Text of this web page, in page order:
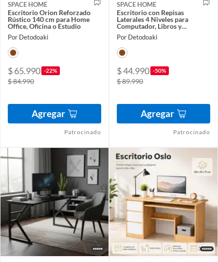
SPACE HOME
Escritorio Orion Reforzado
Rústico 140 cm para Home
Office, Oficina o Estudio
Por Detodoaki
$ 65.990 -22%
$ 84.990
Agregar
Patrocinado
SPACE HOME
Escritorio con Repisas
Laterales 4 Niveles para
Computador, Libros y
Accesorios de Trabajo
Por Detodoaki
$ 44.990 -50%
$ 89.990
Agregar
Patrocinado